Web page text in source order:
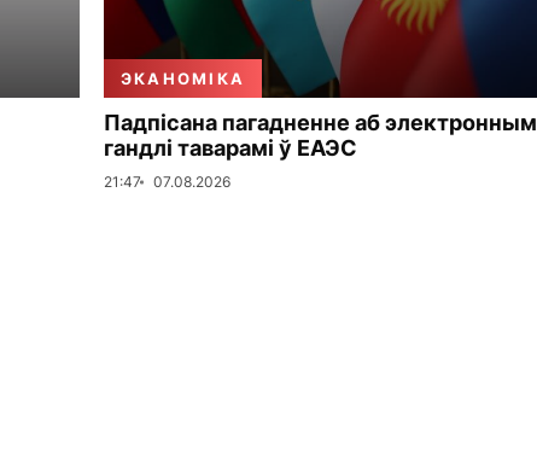
ЭКАНОМІКА
Падпісана пагадненне аб электронным
гандлі таварамі ў ЕАЭС
21:47 07.08.2026